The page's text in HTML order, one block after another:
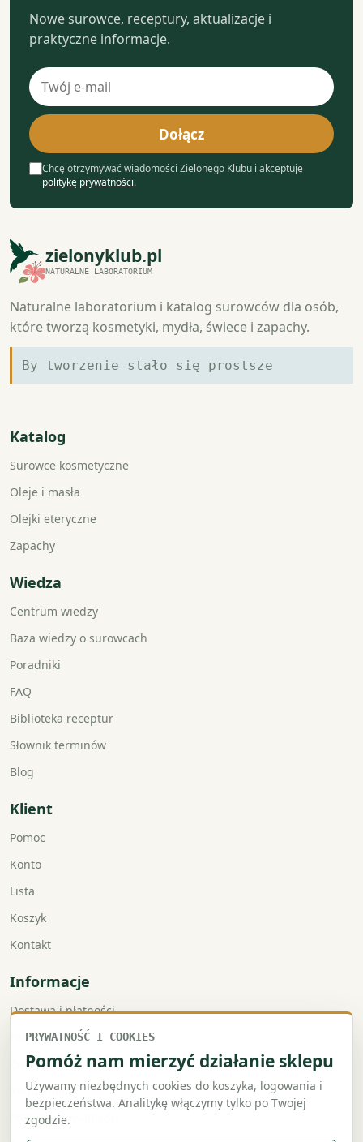
Nowe surowce, receptury, aktualizacje i
praktyczne informacje.
Adres
e-
mail
Dołącz
Chcę otrzymywać wiadomości Zielonego Klubu i akceptuję
politykę prywatności.
zielonyklub.pl
NATURALNE LABORATORIUM
Naturalne laboratorium i katalog surowców dla osób,
które tworzą kosmetyki, mydła, świece i zapachy.
By tworzenie stało się prostsze
Katalog
Surowce kosmetyczne
Oleje i masła
Olejki eteryczne
Zapachy
Wiedza
Centrum wiedzy
Baza wiedzy o surowcach
Poradniki
FAQ
Biblioteka receptur
Słownik terminów
Blog
Klient
Pomoc
Konto
Lista
Koszyk
Kontakt
Informacje
Dostawa i płatności
Faktury VAT
Zwroty i reklamacje
Regulamin
Polityka prywatności
PRYWATNOŚĆ I COOKIES
Pomóż nam mierzyć działanie sklepu
Używamy niezbędnych cookies do koszyka, logowania i
bezpieczeństwa. Analitykę włączymy tylko po Twojej
zgodzie.